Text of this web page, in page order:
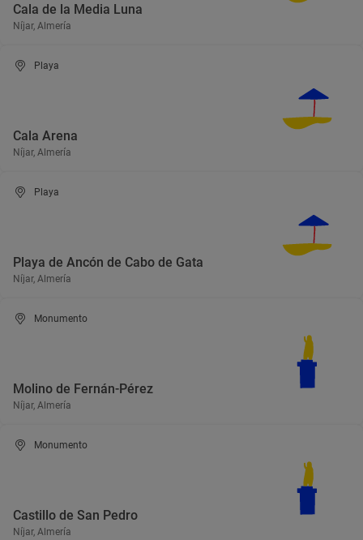
Cala de la Media Luna
Níjar, Almería
Playa
Cala Arena
Níjar, Almería
Playa
Playa de Ancón de Cabo de Gata
Níjar, Almería
Monumento
Molino de Fernán-Pérez
Níjar, Almería
Monumento
Castillo de San Pedro
Níjar, Almería